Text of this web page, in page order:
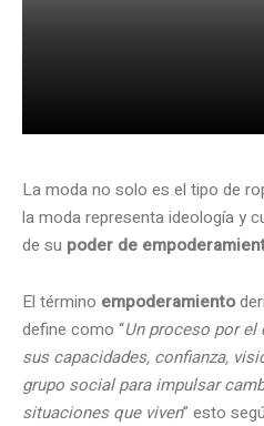
La moda no solo es el tipo de
la moda representa ideología y
de su poder de
El término empoderamiento
define como “Un proceso por
sus capacidades, confianza,
grupo social para impulsar
situaciones que viven” esto